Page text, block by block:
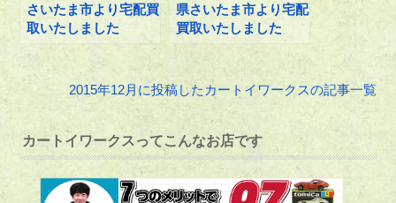
さいたま市より宅配買
取いたしました
県さいたま市より宅配
買取いたしました
2015年12月に投稿したカートイワークスの記事一覧
カートイワークスってこんなお店です